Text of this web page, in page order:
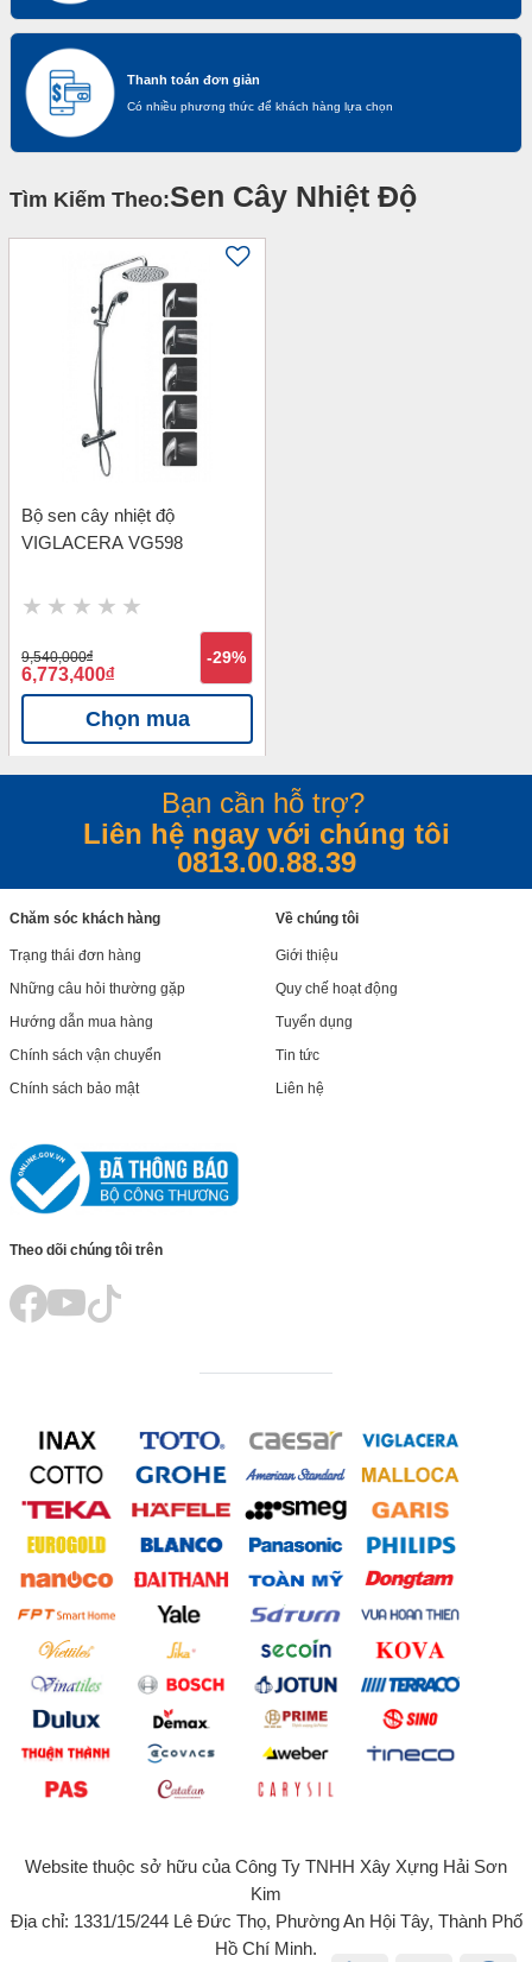
Thanh toán đơn giản
Có nhiều phương thức để khách hàng lựa chọn
Tìm Kiếm Theo:Sen Cây Nhiệt Độ
Bộ sen cây nhiệt độ
VIGLACERA VG598
9,540,000đ
6,773,400đ
-29%
Chọn mua
Bạn cần hỗ trợ?
Liên hệ ngay với chúng tôi
0813.00.88.39
Chăm sóc khách hàng
Trạng thái đơn hàng
Những câu hỏi thường gặp
Hướng dẫn mua hàng
Chính sách vận chuyển
Chính sách bảo mật
Về chúng tôi
Giới thiệu
Quy chế hoạt động
Tuyển dụng
Tin tức
Liên hệ
Theo dõi chúng tôi trên
Website thuộc sở hữu của Công Ty TNHH Xây Xựng Hải Sơn
Kim
Địa chỉ: 1331/15/244 Lê Đức Thọ, Phường An Hội Tây, Thành Phố
Hồ Chí Minh.